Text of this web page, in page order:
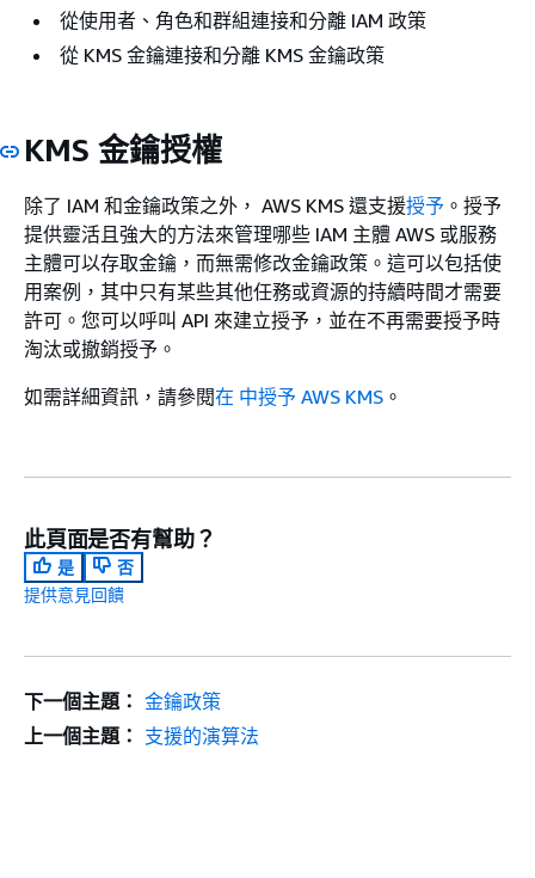
從使用者、角色和群組連接和分離 IAM 政策
從 KMS 金鑰連接和分離 KMS 金鑰政策
KMS 金鑰授權
除了 IAM 和金鑰政策之外， AWS KMS 還支援授予 。授予
提供靈活且強大的方法來管理哪些 IAM 主體 AWS 或服務
主體可以存取金鑰，而無需修改金鑰政策。這可以包括使
用案例，其中只有某些其他任務或資源的持續時間才需要
許可。您可以呼叫 API 來建立授予，並在不再需要授予時
淘汰或撤銷授予。
如需詳細資訊，請參閱在 中授予 AWS KMS 。
此頁面是否有幫助？
是
否
提供意見回饋
下一個主題： 金鑰政策
上一個主題： 支援的演算法